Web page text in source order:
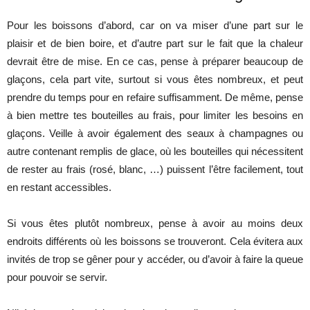
Pour les boissons d’abord, car on va miser d’une part sur le
plaisir et de bien boire, et d’autre part sur le fait que la chaleur
devrait être de mise. En ce cas, pense à préparer beaucoup de
glaçons, cela part vite, surtout si vous êtes nombreux, et peut
prendre du temps pour en refaire suffisamment. De même, pense
à bien mettre tes bouteilles au frais, pour limiter les besoins en
glaçons. Veille à avoir également des seaux à champagnes ou
autre contenant remplis de glace, où les bouteilles qui nécessitent
de rester au frais (rosé, blanc, …) puissent l’être facilement, tout
en restant accessibles.
Si vous êtes plutôt nombreux, pense à avoir au moins deux
endroits différents où les boissons se trouveront. Cela évitera aux
invités de trop se gêner pour y accéder, ou d’avoir à faire la queue
pour pouvoir se servir.